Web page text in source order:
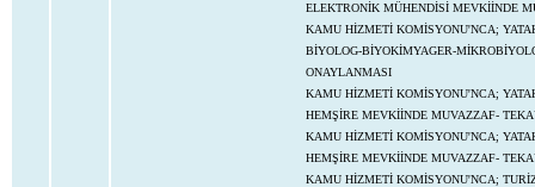
ELEKTRONİK MÜHENDİSİ MEVKİİNDE
KAMU HİZMETİ KOMİSYONU'NCA;
BİYOLOG-BİYOKİMYAGER-
ONAYLANMASI
KAMU HİZMETİ KOMİSYONU'NCA;
HEMŞİRE MEVKİİNDE MUVAZZAF-
KAMU HİZMETİ KOMİSYONU'NCA;
HEMŞİRE MEVKİİNDE MUVAZZAF-
KAMU HİZMETİ KOMİSYONU'NCA;